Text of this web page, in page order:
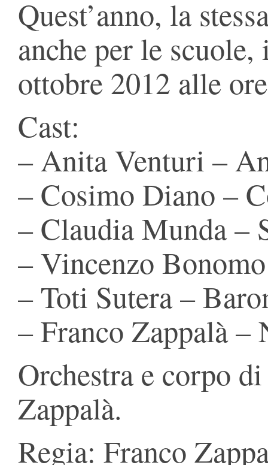
Quest’anno, la
anche per le
ottobre 2012 alle
Cast:
– Anita Venturi –
– Cosimo Diano –
– Claudia Munda –
– Vincenzo
– Toti Sutera –
– Franco Zappalà –
Orchestra e corpo
Zappalà.
Regia: Franco